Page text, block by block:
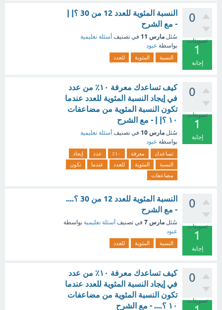
0
تصويتات
1
إجابة
النسبة المئوية للعدد 12 من 30 ؟| |
- مع الشرح
سُئل مارس 11 في تصنيف أسئلة تعليمية
بواسطة عبود
النسبة المئوية للعدد
0
تصويتات
1
إجابة
كيف تساعدك معرفة ١٠٪ من عدد
في إيجاد النسبة المئوية للعدد عندما
تكون النسبة المئوية من مضاعفات
١٠ ؟| | - مع الشرح
سُئل مارس 10 في تصنيف أسئلة تعليمية
بواسطة عبود
تساعدك معرفة ١٠٪ عدد
إيجاد
النسبة
المئوية للعدد عندما
تكون
مضاعفات
0
تصويتات
1
إجابة
النسبة المئوية للعدد 12 من 30 ؟....
- مع الشرح
سُئل مارس 7 في تصنيف أسئلة تعليمية بواسطة
عبود
النسبة المئوية للعدد
0
تصويتات
كيف تساعدك معرفة ١٠٪ من عدد
في إيجاد النسبة المئوية للعدد عندما
تكون النسبة المئوية من مضاعفات
١٠ ؟.... - مع الشرح